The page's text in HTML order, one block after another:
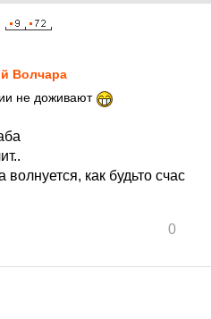
Волчара
не доживают
как будьто счас
0